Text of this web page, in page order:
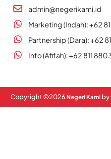
admin@negerikami.id
Marketing (Indah): +62
Partnership (Dara): +62
Info (Afifah): +62 811
Copyright ©2026 Negeri Kami by